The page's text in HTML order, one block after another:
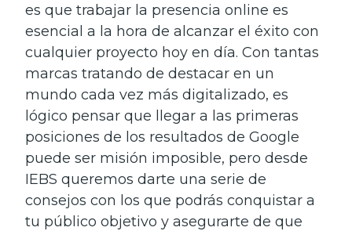
es que trabajar la presencia online es
esencial a la hora de alcanzar el éxito con
cualquier proyecto hoy en día. Con tantas
marcas tratando de destacar en un
mundo cada vez más digitalizado, es
lógico pensar que llegar a las primeras
posiciones de los resultados de Google
puede ser misión imposible, pero desde
IEBS queremos darte una serie de
consejos con los que podrás conquistar a
tu público objetivo y asegurarte de que